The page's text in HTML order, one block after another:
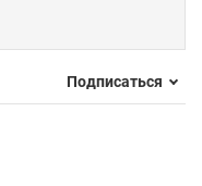
Подписаться